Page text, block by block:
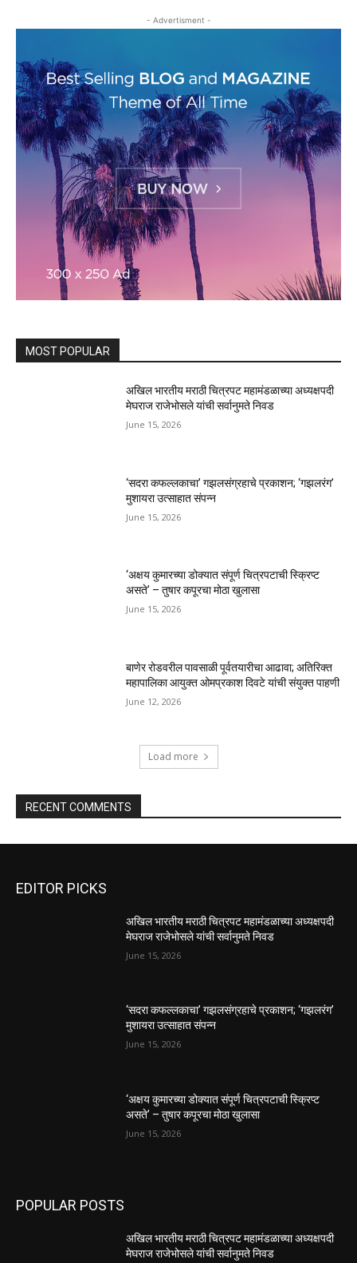
- Advertisment -
MOST POPULAR
अखिल भारतीय मराठी चित्रपट महामंडळाच्या अध्यक्षपदी
मेघराज राजेभोसले यांची सर्वानुमते निवड
June 15, 2026
‘सदरा कफल्लकाचा’ गझलसंग्रहाचे प्रकाशन; ‘गझलरंग’
मुशायरा उत्साहात संपन्न
June 15, 2026
‘अक्षय कुमारच्या डोक्यात संपूर्ण चित्रपटाची स्क्रिप्ट
असते’ – तुषार कपूरचा मोठा खुलासा
June 15, 2026
बाणेर रोडवरील पावसाळी पूर्वतयारीचा आढावा; अतिरिक्त
महापालिका आयुक्त ओमप्रकाश दिवटे यांची संयुक्त पाहणी
June 12, 2026
Load more
RECENT COMMENTS
EDITOR PICKS
अखिल भारतीय मराठी चित्रपट महामंडळाच्या अध्यक्षपदी
मेघराज राजेभोसले यांची सर्वानुमते निवड
June 15, 2026
‘सदरा कफल्लकाचा’ गझलसंग्रहाचे प्रकाशन; ‘गझलरंग’
मुशायरा उत्साहात संपन्न
June 15, 2026
‘अक्षय कुमारच्या डोक्यात संपूर्ण चित्रपटाची स्क्रिप्ट
असते’ – तुषार कपूरचा मोठा खुलासा
June 15, 2026
POPULAR POSTS
अखिल भारतीय मराठी चित्रपट महामंडळाच्या अध्यक्षपदी
मेघराज राजेभोसले यांची सर्वानुमते निवड